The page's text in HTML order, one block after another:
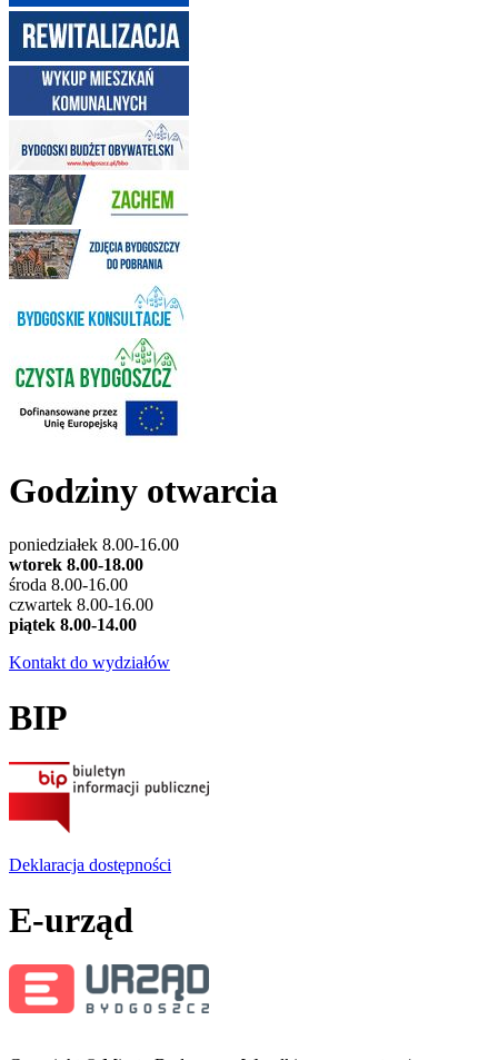
Godziny otwarcia
poniedziałek 8.00-16.00
wtorek 8.00-18.00
środa 8.00-16.00
czwartek 8.00-16.00
piątek 8.00-14.00
Kontakt do wydziałów
BIP
Deklaracja dostępności
E-urząd